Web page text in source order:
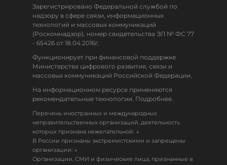
Зарегистрировано Федеральной службой по
надзору в сфере связи, информационных
технологий и массовых коммуникаций
(Роскомнадзор), номер свидетельства ЭЛ № ФС 77
- 65426 от 18.04.2016г.
Функционирует при финансовой поддержке
Министерства цифрового развития, связи и
массовых коммуникаций Российской Федерации.
На информационном ресурсе применяются
рекомендательные технологии. Подробнее.
Перечень иностранных и международных
неправительственных организаций, деятельность
которых признана нежелательной: ↓
В России признаны экстремистскими и запрещены
организации: ↓
Организации, СМИ и физические лица, признанные в